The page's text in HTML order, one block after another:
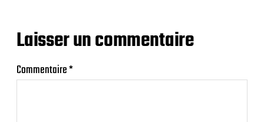
Laisser un commentaire
Commentaire*